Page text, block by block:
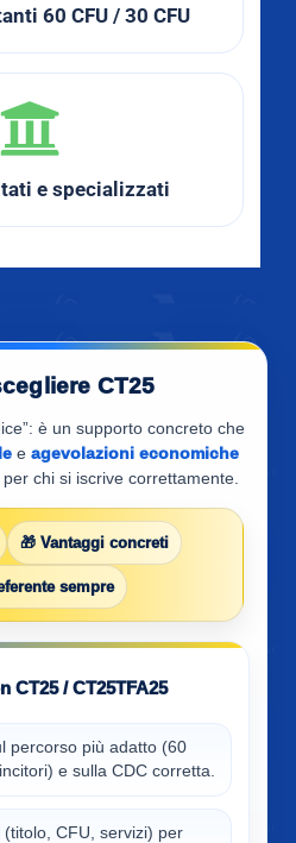
60 CFU / 30 CFU
e specializzati
CT25
è un supporto concreto che
e agevolazioni economiche
chi si iscrive correttamente.
🎁 Vantaggi concreti
sempre
CT25 / CT25TFA25
percorso più adatto (60
e sulla CDC corretta.
(titolo, CFU, servizi) per